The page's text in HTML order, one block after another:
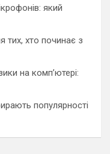
який
тих, хто починає з
на комп’ютері:
популярності